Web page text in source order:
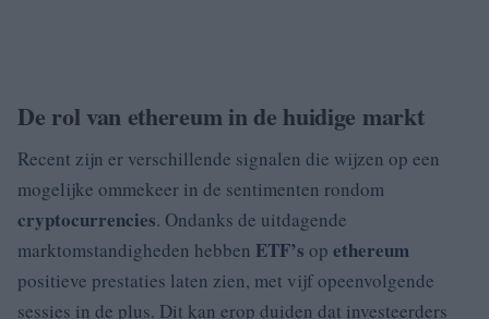
De rol van ethereum in de huidige markt
Recent zijn er verschillende signalen die wijzen op een
mogelijke ommekeer in de sentimenten rondom
cryptocurrencies. Ondanks de uitdagende
marktomstandigheden hebben ETF’s op ethereum
positieve prestaties laten zien, met vijf opeenvolgende
sessies in de plus. Dit kan erop duiden dat investeerders